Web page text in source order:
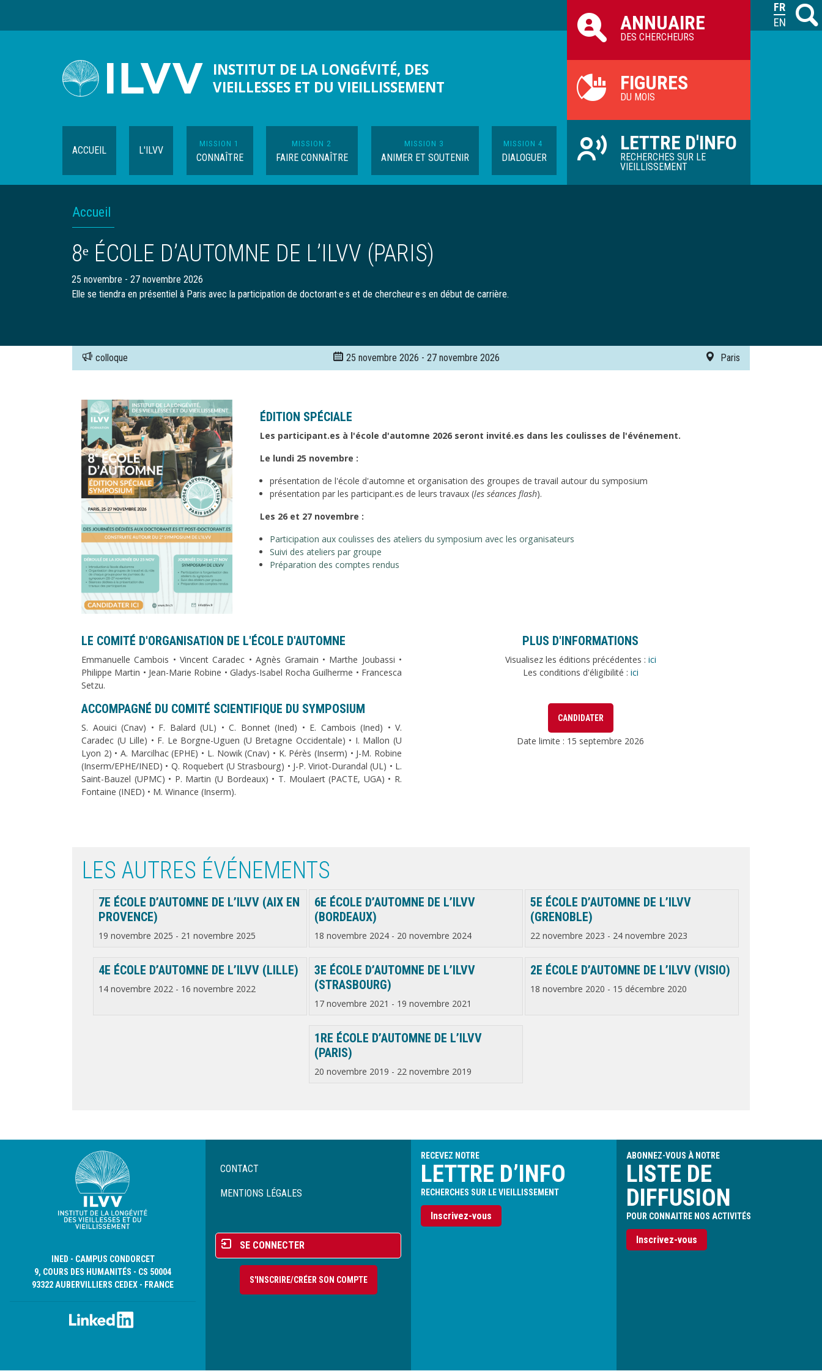
M
INSTITUT DE LA LONGÉVITÉ, DES
VIEILLESSES ET DU VIEILLISSEMENT
ACCUEIL L'ILVV
MISSION 1
CONNAÎTRE
MISSION 2
FAIRE CONNAÎTRE
MISSION 3
ANIMER ET SOUTENIR
MISSION 4
DIALOGUER
ILVV
ANNUAIRE
DES CHERCHEURS
FIGURES
DU MOIS
LETTRE D'INFO
RECHERCHES SUR LE
VIEILLISSEMENT
FIL
D'ARIANE
Accueil
8ᵉ ÉCOLE D’AUTOMNE DE L’ILVV (PARIS)
25 novembre - 27 novembre 2026
Elle se tiendra en présentiel à Paris avec la participation de doctorant·e·s et de chercheur·e·s en début de carrière.
colloque 25 novembre 2026 - 27 novembre 2026 Paris
Image
ÉDITION SPÉCIALE
Les participant.es à l'école d'automne 2026 seront invité.es dans les coulisses de l'événement.
Le lundi 25 novembre :
présentation de l'école d'automne et organisation des groupes de travail autour du symposium
présentation par les participant.es de leurs travaux (les séances flash).
Les 26 et 27 novembre :
Participation aux coulisses des ateliers du symposium avec les organisateurs
Suivi des ateliers par groupe
Préparation des comptes rendus
LE COMITÉ D'ORGANISATION DE L'ÉCOLE D'AUTOMNE
Emmanuelle Cambois • Vincent Caradec • Agnès Gramain • Marthe Joubassi •
Philippe Martin • Jean-Marie Robine • Gladys-Isabel Rocha Guilherme • Francesca
Setzu.
ACCOMPAGNÉ DU COMITÉ SCIENTIFIQUE DU SYMPOSIUM
S. Aouici (Cnav) • F. Balard (UL) • C. Bonnet (Ined) • E. Cambois (Ined) • V.
Caradec (U Lille) • F. Le Borgne-Uguen (U Bretagne Occidentale) • I. Mallon (U
Lyon 2) • A. Marcilhac (EPHE) • L. Nowik (Cnav) • K. Pérès (Inserm) • J-M. Robine
(Inserm/EPHE/INED) • Q. Roquebert (U Strasbourg) • J-P. Viriot-Durandal (UL) • L.
Saint-Bauzel (UPMC) • P. Martin (U Bordeaux) • T. Moulaert (PACTE, UGA) • R.
Fontaine (INED) • M. Winance (Inserm).
PLUS D'INFORMATIONS
Visualisez les éditions précédentes : ici
Les conditions d'éligibilité : ici
CANDIDATER
Date limite : 15 septembre 2026
LES AUTRES ÉVÉNEMENTS
7E ÉCOLE D’AUTOMNE DE L’ILVV (AIX EN
PROVENCE)
19 novembre 2025 - 21 novembre 2025
6E ÉCOLE D’AUTOMNE DE L’ILVV
(BORDEAUX)
18 novembre 2024 - 20 novembre 2024
5E ÉCOLE D’AUTOMNE DE L’ILVV
(GRENOBLE)
22 novembre 2023 - 24 novembre 2023
4E ÉCOLE D’AUTOMNE DE L’ILVV (LILLE)
14 novembre 2022- 16 novembre 2022
3E ÉCOLE D’AUTOMNE DE L’ILVV
(STRASBOURG)
17 novembre 2021 - 19 novembre 2021
2E ÉCOLE D’AUTOMNE DE L’ILVV (VISIO)
18 novembre 2020 - 15 décembre 2020
1RE ÉCOLE D’AUTOMNE DE L’ILVV
(PARIS)
20 novembre 2019 - 22 novembre 2019
INED - CAMPUS CONDORCET
9, COURS DES HUMANITÉS - CS 50004
93322 AUBERVILLIERS CEDEX - FRANCE
Menu
de
CONTACT
MENTIONS LÉGALES
Menu
du
compte
l'utilisateur
SE CONNECTER
S'INSCRIRE/CRÉER SON COMPTE
RECEVEZ NOTRE
LETTRE D’INFO
RECHERCHES SUR LE VIEILLISSEMENT
Inscrivez-vous
ABONNEZ-VOUS À NOTRE
LISTE DE
DIFFUSION
POUR CONNAITRE NOS ACTIVITÉS
Inscrivez-vous
FRANÇAIS
ENGLISH